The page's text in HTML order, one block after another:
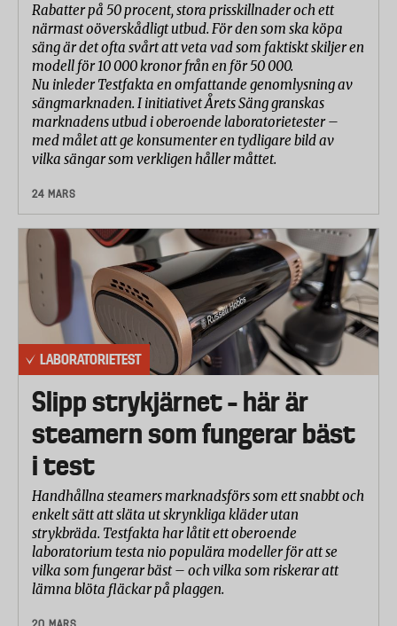
Rabatter på 50 procent, stora prisskillnader och ett
närmast oöverskådligt utbud. För den som ska köpa
säng är det ofta svårt att veta vad som faktiskt skiljer en
modell för 10 000 kronor från en för 50 000.
Nu inleder Testfakta en omfattande genomlysning av
sängmarknaden. I initiativet Årets Säng granskas
marknadens utbud i oberoende laboratorietester –
med målet att ge konsumenter en tydligare bild av
vilka sängar som verkligen håller måttet.
24 MARS
LABORATORIETEST
Slipp strykjärnet – här är
steamern som fungerar bäst
i test
Handhållna steamers marknadsförs som ett snabbt och
enkelt sätt att släta ut skrynkliga kläder utan
strykbräda. Testfakta har låtit ett oberoende
laboratorium testa nio populära modeller för att se
vilka som fungerar bäst – och vilka som riskerar att
lämna blöta fläckar på plaggen.